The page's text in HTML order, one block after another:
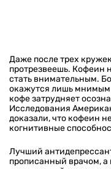
Даже после трех
протрезвеешь. Кофеин
стать внимательным.
окажутся лишь мнимым
кофе затрудняет
Исследования
доказали, что кофеин
когнитивные
Лучший
прописанный врачом,